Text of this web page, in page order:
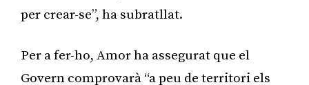
per crear-se”, ha subratllat.
Per a fer-ho, Amor ha assegurat que el
Govern comprovarà “a peu de territori els